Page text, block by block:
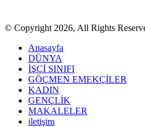
© Copyright 2026, All Rights
Anasayfa
DÜNYA
İŞÇİ SINIFI
GÖÇMEN EMEKÇİLER
KADIN
GENÇLİK
MAKALELER
iletişim